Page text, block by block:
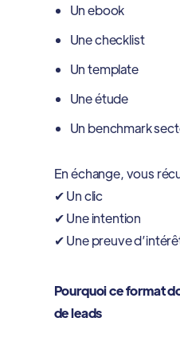
Un ebook
Une checklist
Un template
Une étude
Un benchmark
En échange, vous
✔ Un clic
✔ Une intention
✔ Une preuve
Pourquoi ce format
de leads